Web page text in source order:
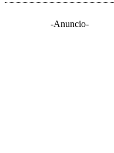
-Anuncio-